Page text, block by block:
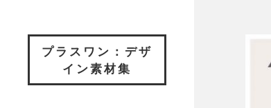
プラスワン：デザ
イン素材集